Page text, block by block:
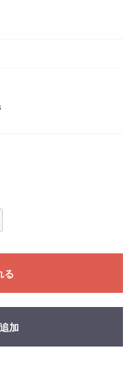
る
加